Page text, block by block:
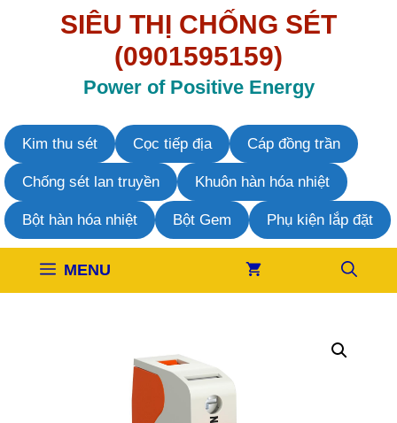
SIÊU THỊ CHỐNG SÉT
(0901595159)
Power of Positive Energy
Kim thu sét Cọc tiếp địa Cáp đồng trần
Chống sét lan truyền Khuôn hàn hóa nhiệt
Bột hàn hóa nhiệt Bột Gem Phụ kiện lắp đặt
MENU